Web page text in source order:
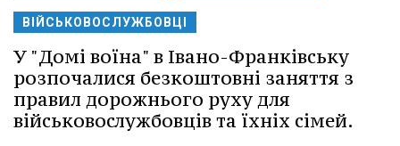
ВІЙСЬКОВОСЛУЖБОВЦІ
У "Домі воїна" в Івано-Франківську
розпочалися безкоштовні заняття з
правил дорожнього руху для
військовослужбовців та їхніх сімей.